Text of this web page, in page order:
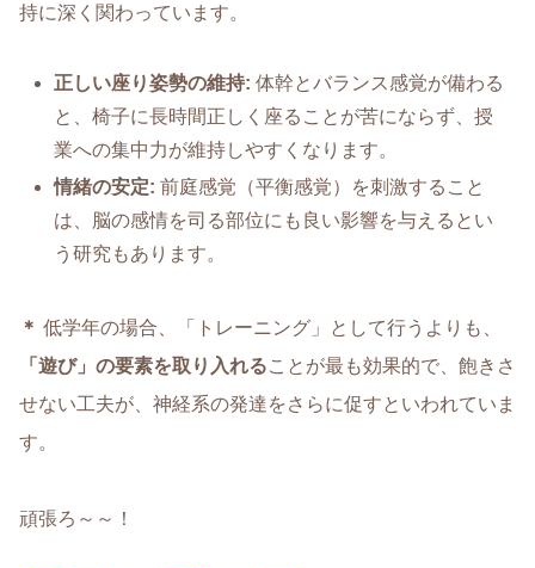
持に深く関わっています。
正しい座り姿勢の維持: 体幹とバランス感覚が備わる
と、椅子に長時間正しく座ることが苦にならず、授
業への集中力が維持しやすくなります。
情緒の安定: 前庭感覚（平衡感覚）を刺激すること
は、脳の感情を司る部位にも良い影響を与えるとい
う研究もあります。
＊ 低学年の場合、「トレーニング」として行うよりも、
「遊び」の要素を取り入れることが最も効果的で、飽きさ
せない工夫が、神経系の発達をさらに促すといわれていま
す。
頑張ろ～～！